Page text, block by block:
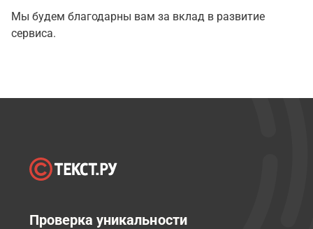
Мы будем благодарны вам за вклад в развитие
сервиса.
Проверка уникальности